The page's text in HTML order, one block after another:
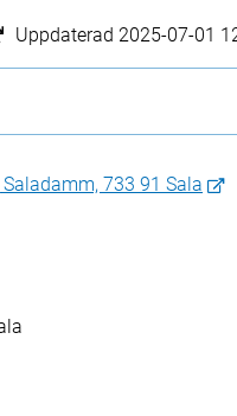
Uppdaterad 2025-07-01
733 91 Sala